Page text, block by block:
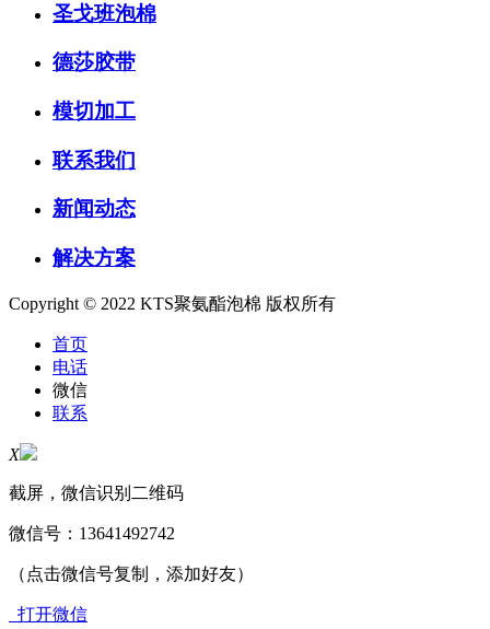
圣戈班泡棉
德莎胶带
模切加工
联系我们
新闻动态
解决方案
Copyright © 2022 KTS聚氨酯泡棉 版权所有
首页
电话
微信
联系
X
截屏，微信识别二维码
微信号： 13641492742
（点击微信号复制，添加好友）
打开微信